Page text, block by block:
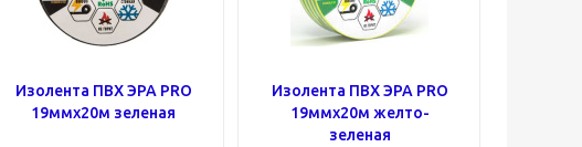
Изолента ПВХ ЭРА PRO
19ммх20м зеленая
Изолента ПВХ ЭРА PRO
19ммх20м желто-
зеленая